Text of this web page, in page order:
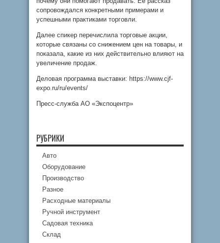
сопровождался конкретными примерами и
успешными практиками торговли.
Далее спикер перечислила торговые акции,
которые связаны со снижением цен на товары, и
показала, какие из них действительно влияют на
увеличение продаж.
Деловая программа выставки: https://www.cjf-
expo.ru/ru/events/
Пресс-служба АО «Экспоцентр»
РУБРИКИ
Авто
Оборудование
Производство
Разное
Расходные материалы
Ручной инструмент
Садовая техника
Склад